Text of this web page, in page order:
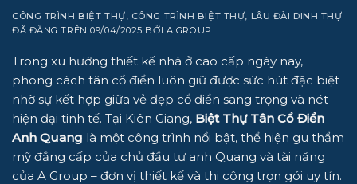
CÔNG TRÌNH BIỆT THỰ, CÔNG TRÌNH BIỆT THỰ, LÂU ĐÀI DINH THỰ
ĐÃ ĐĂNG TRÊN09/04/2025 BỞI A GROUP
Trong xu hướng thiết kế nhà ở cao cấp ngày nay,
phong cách tân cổ điển luôn giữ được sức hút đặc biệt
nhờ sự kết hợp giữa vẻ đẹp cổ điển sang trọng và nét
hiện đại tinh tế. Tại Kiên Giang, Biệt Thự Tân Cổ Điển
Anh Quang là một công trình nổi bật, thể hiện gu thẩm
mỹ đẳng cấp của chủ đầu tư anh Quang và tài năng
của A Group – đơn vị thiết kế và thi công trọn gói uy tín.